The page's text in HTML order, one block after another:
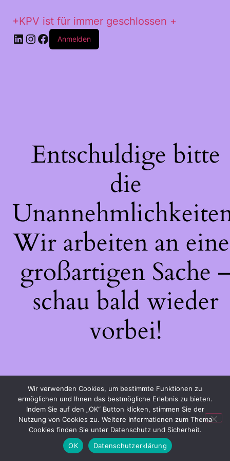
+KPV ist für immer geschlossen +
LinkedIn
Instagram
Facebook
Anmelden
Entschuldige bitte
die
Wir arbeiten an
großartigen Sache
schau bald wieder
vorbei!
Wir verwenden Cookies, um bestimmte Funktionen zu
ermöglichen und Ihnen das bestmögliche Erlebnis zu bieten.
Indem Sie auf den „OK“ Button klicken, stimmen Sie der
Nutzung von Cookies zu. Weitere Informationen zum Thema
Cookies finden Sie unter Datenschutz und Sicherheit.
OK
Datenschutzerklärung